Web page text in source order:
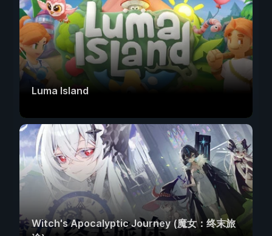
Luma Island
Witch's Apocalyptic Journey (魔女：终末旅